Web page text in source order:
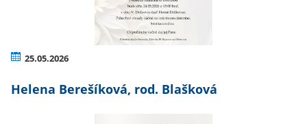
25.05.2026
Helena Berešíková, rod. Blašková